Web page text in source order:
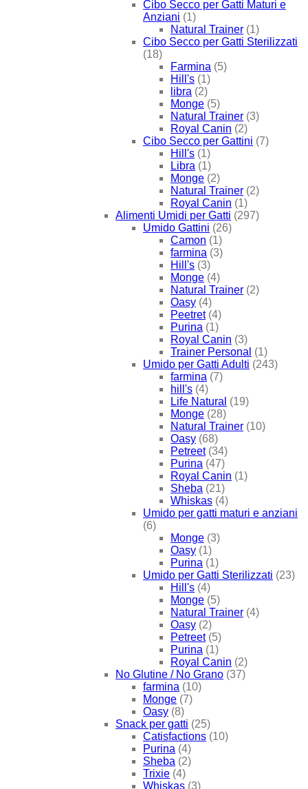
Cibo Secco per Gatti Maturi e
Anziani (1)
Natural Trainer (1)
Cibo Secco per Gatti Sterilizzati
(18)
Farmina (5)
Hill's (1)
libra (2)
Monge (5)
Natural Trainer (3)
Royal Canin (2)
Cibo Secco per Gattini (7)
Hill's (1)
Libra (1)
Monge (2)
Natural Trainer (2)
Royal Canin (1)
Alimenti Umidi per Gatti (297)
Umido Gattini (26)
Camon (1)
farmina (3)
Hill's (3)
Monge (4)
Natural Trainer (2)
Oasy (4)
Peetret (4)
Purina (1)
Royal Canin (3)
Trainer Personal (1)
Umido per Gatti Adulti (243)
farmina (7)
hill's (4)
Life Natural (19)
Monge (28)
Natural Trainer (10)
Oasy (68)
Petreet (34)
Purina (47)
Royal Canin (1)
Sheba (21)
Whiskas (4)
Umido per gatti maturi e anziani
(6)
Monge (3)
Oasy (1)
Purina (1)
Umido per Gatti Sterilizzati (23)
Hill's (4)
Monge (5)
Natural Trainer (4)
Oasy (2)
Petreet (5)
Purina (1)
Royal Canin (2)
No Glutine / No Grano (37)
farmina (10)
Monge (7)
Oasy (8)
Snack per gatti (25)
Catisfactions (10)
Purina (4)
Sheba (2)
Trixie (4)
Whiskas (3)